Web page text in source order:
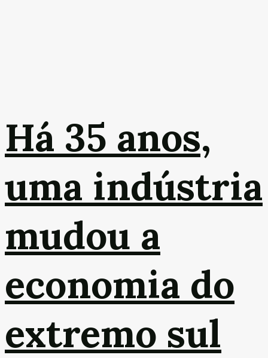
Há 35 anos,
uma indústria
mudou a
economia do
extremo sul